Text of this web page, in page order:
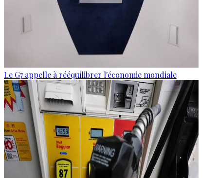
Le G7 appelle à rééquilibrer l'économie mondiale